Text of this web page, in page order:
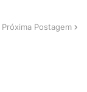
Próxima Postagem